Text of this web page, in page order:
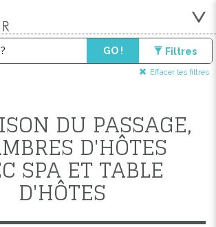
GO ! Filtres
Effacer les filtres
DU PASSAGE,
D'HÔTES
SPA ET TABLE
D'HÔTES